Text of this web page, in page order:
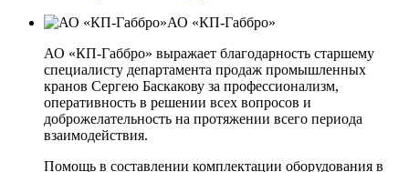
АО «КП-Габбро»
АО «КП-Габбро» выражает благодарность старшему
специалисту департамента продаж промышленных
кранов Сергею Баскакову за профессионализм,
оперативность в решении всех вопросов и
доброжелательность на протяжении всего периода
взаимодействия.
Помощь в составлении комплектации оборудования в